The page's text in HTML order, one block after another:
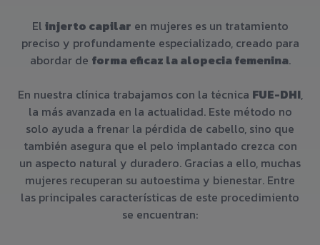
El injerto capilar en mujeres es un tratamiento
preciso y profundamente especializado, creado para
abordar de forma eficaz la alopecia femenina.
En nuestra clínica trabajamos con la técnica FUE-DHI,
la más avanzada en la actualidad. Este método no
solo ayuda a frenar la pérdida de cabello, sino que
también asegura que el pelo implantado crezca con
un aspecto natural y duradero. Gracias a ello, muchas
mujeres recuperan su autoestima y bienestar. Entre
las principales características de este procedimiento
se encuentran: